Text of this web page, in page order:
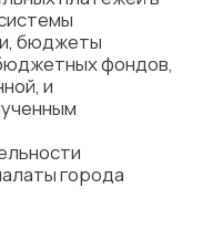
бюджеты
фондов,
и
города